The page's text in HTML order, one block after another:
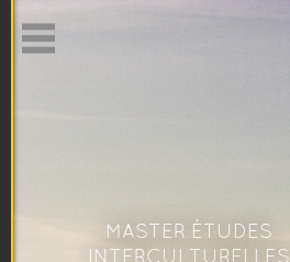
MASTER ÉTUDES
INTERCULTURELLES